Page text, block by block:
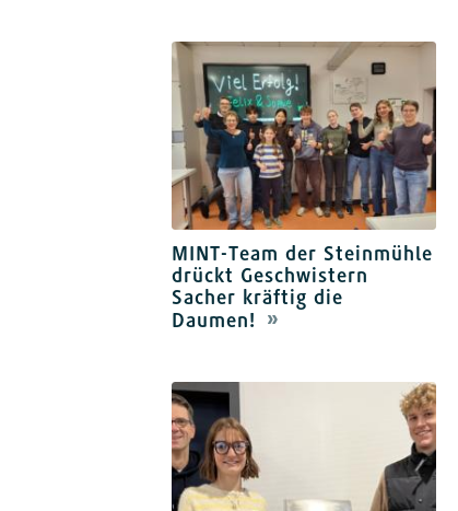
MINT-Team der Steinmühle
drückt Geschwistern
Sacher kräftig die
Daumen!